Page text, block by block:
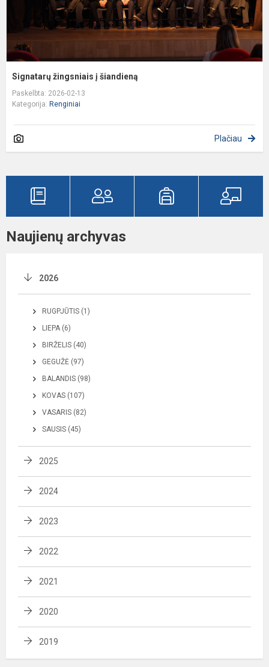
Signatarų žingsniais į šiandieną
Paskelbta: 2026-02-13
Kategorija: Renginiai
Plačiau
Naujienų archyvas
2026
RUGPJŪTIS (1)
LIEPA (6)
BIRŽELIS (40)
GEGUŽĖ (97)
BALANDIS (98)
KOVAS (107)
VASARIS (82)
SAUSIS (45)
2025
2024
2023
2022
2021
2020
2019